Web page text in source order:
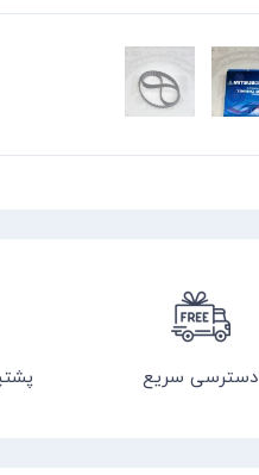
دسترسی سریع